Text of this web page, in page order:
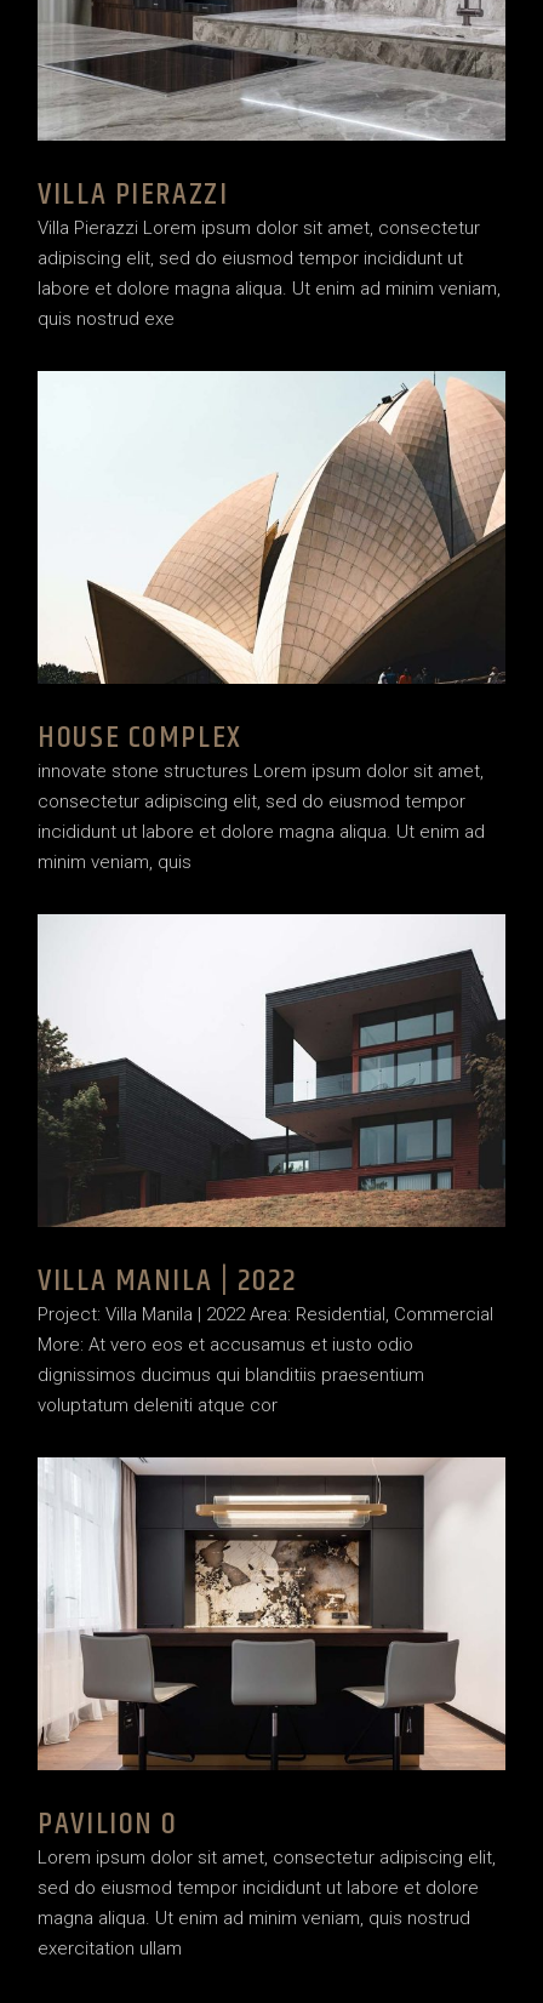
VILLA PIERAZZI
Villa Pierazzi Lorem ipsum dolor sit amet, consectetur
adipiscing elit, sed do eiusmod tempor incididunt ut
labore et dolore magna aliqua. Ut enim ad minim veniam,
quis nostrud exe
HOUSE COMPLEX
innovate stone structures Lorem ipsum dolor sit amet,
consectetur adipiscing elit, sed do eiusmod tempor
incididunt ut labore et dolore magna aliqua. Ut enim ad
minim veniam, quis
VILLA MANILA | 2022
Project: Villa Manila | 2022 Area: Residential, Commercial
More: At vero eos et accusamus et iusto odio
dignissimos ducimus qui blanditiis praesentium
voluptatum deleniti atque cor
PAVILION O
Lorem ipsum dolor sit amet, consectetur adipiscing elit,
sed do eiusmod tempor incididunt ut labore et dolore
magna aliqua. Ut enim ad minim veniam, quis nostrud
exercitation ullam